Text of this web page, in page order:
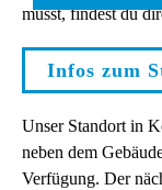
musst, findest du
Infos zum
Unser Standort in
neben dem
Verfügung. Der